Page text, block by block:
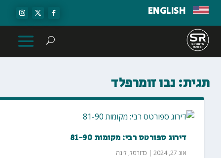
ENGLISH
תגית: נבו זומרפלד
דירוג ספורטס רבי: מקומות 81-90
אוג 27, 2024 | כדורסל, ליגה